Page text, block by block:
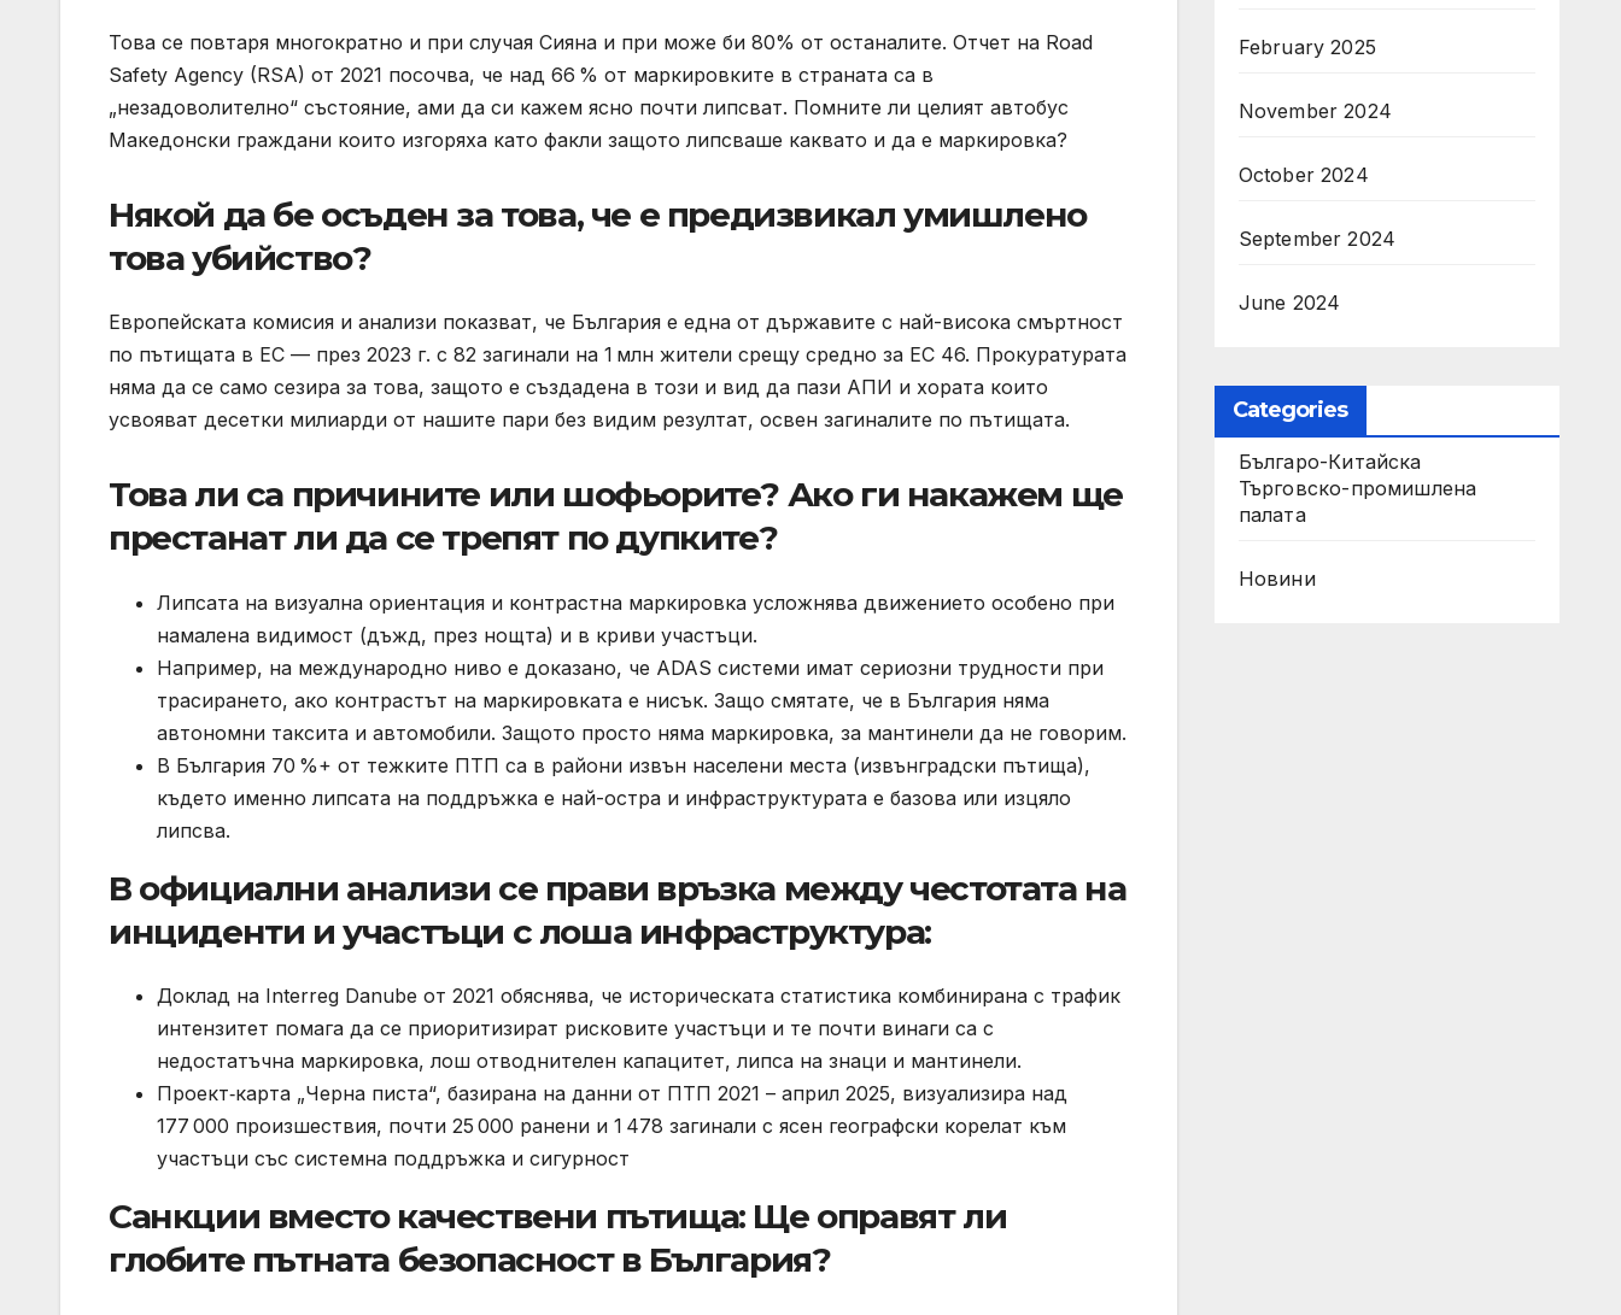
Това се повтаря многократно и при случая Сияна и при може би 80% от останалите. Отчет на Road
Safety Agency (RSA) от 2021 посочва, че над 66 % от маркировките в страната са в
„незадоволително“ състояние, ами да си кажем ясно почти липсват. Помните ли целият автобус
Македонски граждани които изгоряха като факли защото липсваше каквато и да е маркировка?
Някой да бе осъден за това, че е предизвикал умишлено
това убийство?
Европейската комисия и анализи показват, че България е една от държавите с най-висока смъртност
по пътищата в ЕС — през 2023 г. с 82 загинали на 1 млн жители срещу средно за ЕС 46. Прокуратурата
няма да се само сезира за това, защото е създадена в този и вид да пази АПИ и хората които
усвояват десетки милиарди от нашите пари без видим резултат, освен загиналите по пътищата.
Това ли са причините или шофьорите? Ако ги накажем ще
престанат ли да се трепят по дупките?
Липсата на визуална ориентация и контрастна маркировка усложнява движението особено при
намалена видимост (дъжд, през нощта) и в криви участъци.
Например, на международно ниво е доказано, че ADAS системи имат сериозни трудности при
трасирането, ако контрастът на маркировката е нисък. Защо смятате, че в България няма
автономни таксита и автомобили. Защото просто няма маркировка, за мантинели да не говорим.
В България 70 %+ от тежките ПТП са в райони извън населени места (извънградски пътища),
където именно липсата на поддръжка е най-остра и инфраструктурата е базова или изцяло
липсва.
В официални анализи се прави връзка между честотата на
инциденти и участъци с лоша инфраструктура:
Доклад на Interreg Danube от 2021 обяснява, че историческата статистика комбинирана с трафик
интензитет помага да се приоритизират рисковите участъци и те почти винаги са с
недостатъчна маркировка, лош отводнителен капацитет, липса на знаци и мантинели.
Проект‑карта „Черна писта“, базирана на данни от ПТП 2021 – април 2025, визуализира над
177 000 произшествия, почти 25 000 ранени и 1 478 загинали с ясен географски корелат към
участъци със системна поддръжка и сигурност
Санкции вместо качествени пътища: Ще оправят ли
глобите пътната безопасност в България?
February 2025
November 2024
October 2024
September 2024
June 2024
Categories
Българо-Китайска
Търговско-промишлена
палaта
Новини